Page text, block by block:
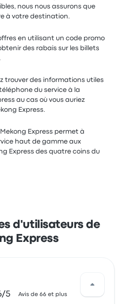
nous nous assurons que
à votre destination.
en utilisant un code promo
des rabais sur les billets
trouver des informations utiles
du service à la
au cas où vous auriez
Express.
Express permet à
haut de gamme aux
Express des quatre coins du
d'utilisateurs de
Express
5 Avis de 66 et plus